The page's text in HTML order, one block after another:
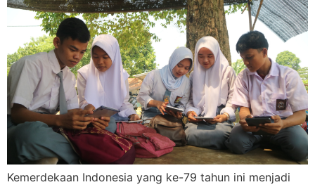
Kemerdekaan Indonesia yang ke-79 tahun ini menjadi